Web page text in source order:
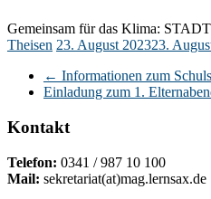
Gemeinsam für das Klima:
Theisen 23. August 202323.
← Informationen zum
Einladung zum 1.
Kontakt
Telefon: 0341 / 987 10 100
Mail: sekretariat(at)mag.lernsax.de